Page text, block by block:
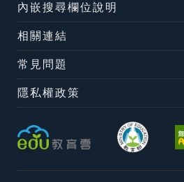
內嵌搜尋欄位說明
相關連結
常見問題
隱私權政策